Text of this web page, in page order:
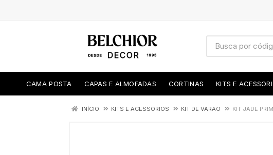
CAMA POSTA CAPAS E ALMOFADAS CORTINAS KITS E
INÍCIO KITS E ACESSORIOS KIT DE VARAO KIT JADE